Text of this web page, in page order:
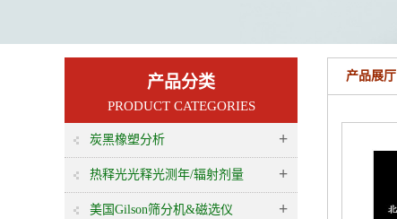
产品分类
PRODUCT CATEGORIES
炭黑橡塑分析 +
热释光光释光测年/辐射剂量 +
美国Gilson筛分机&磁选仪 +
产品展厅